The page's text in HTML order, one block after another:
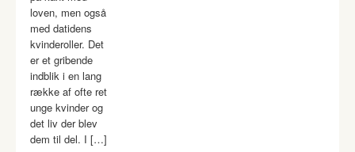
loven, men også
med datidens
kvinderoller. Det
er et gribende
indblik i en lang
række af ofte ret
unge kvinder og
det liv der blev
dem til del. I […]